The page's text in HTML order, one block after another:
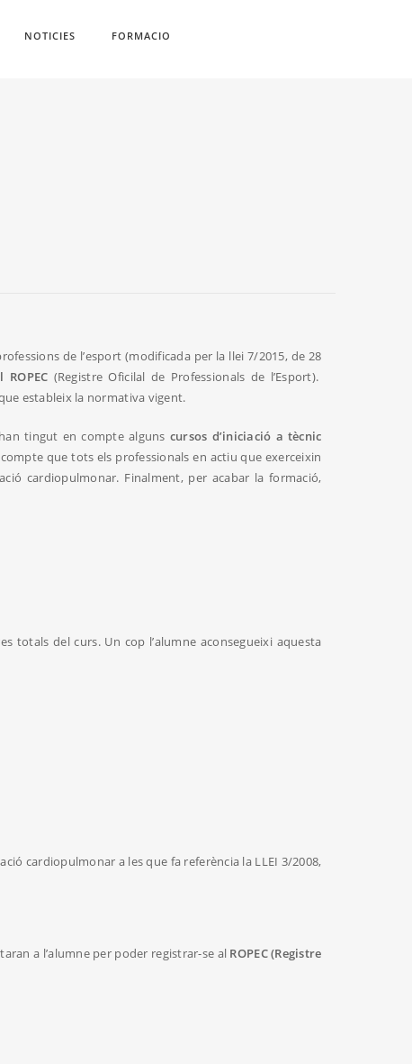
NOTICIES FORMACIO
de l’esport (modificada per la llei 7/2015, de 28
(Registre Oficilal de Professionals de l’Esport).
estableix la normativa vigent.
tingut en compte alguns cursos d’iniciació a tècnic
que tots els professionals en actiu que exerceixin
cardiopulmonar. Finalment, per acabar la formació,
totals del curs. Un cop l’alumne aconsegueixi aquesta
cardiopulmonar a les que fa referència la LLEI 3/2008,
a l’alumne per poder registrar-se al ROPEC (Registre